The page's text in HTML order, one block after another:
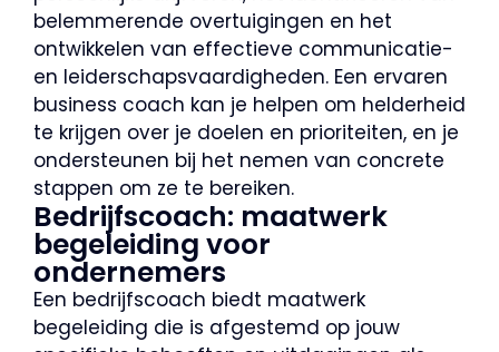
belemmerende overtuigingen en het
ontwikkelen van effectieve communicatie-
en leiderschapsvaardigheden. Een ervaren
business coach kan je helpen om helderheid
te krijgen over je doelen en prioriteiten, en je
ondersteunen bij het nemen van concrete
stappen om ze te bereiken.
Bedrijfscoach: maatwerk
begeleiding voor
ondernemers
Een bedrijfscoach biedt maatwerk
begeleiding die is afgestemd op jouw